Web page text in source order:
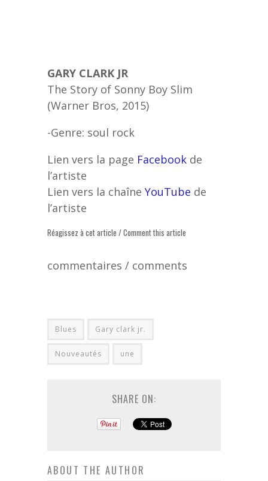
GARY CLARK JR
The Story of Sonny Boy Slim
(Warner Bros, 2015)
-Genre: soul rock
Lien vers la page Facebook de
l’artiste
Lien vers la chaîne YouTube de
l’artiste
Réagissez à cet article / Comment this article
commentaires / comments
Blues Gary clark jr.
Nouveautés une
SHARE ON:
ABOUT THE AUTHOR